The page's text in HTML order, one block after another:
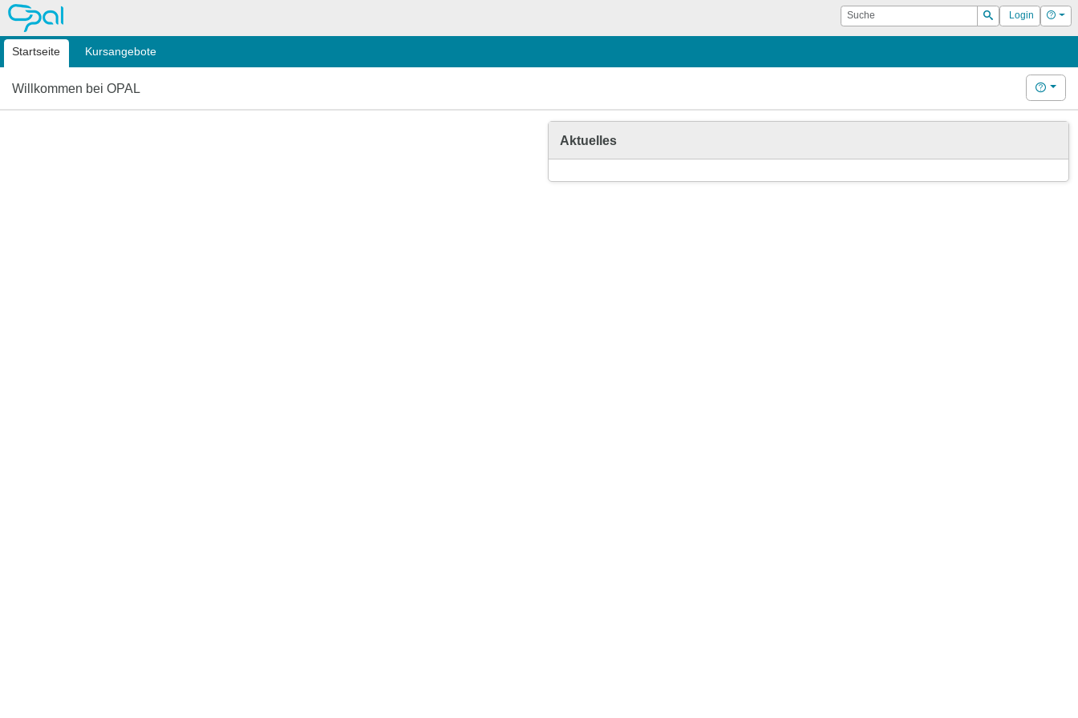
OPAL Suche
Suchen
Login Hilfe
Startseite Kursangebote
Willkommen bei OPAL Hilfe
Aktuelles